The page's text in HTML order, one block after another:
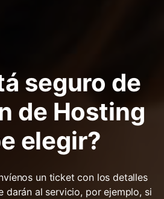
seguro de
de Hosting
elegir?
un ticket con los detalles